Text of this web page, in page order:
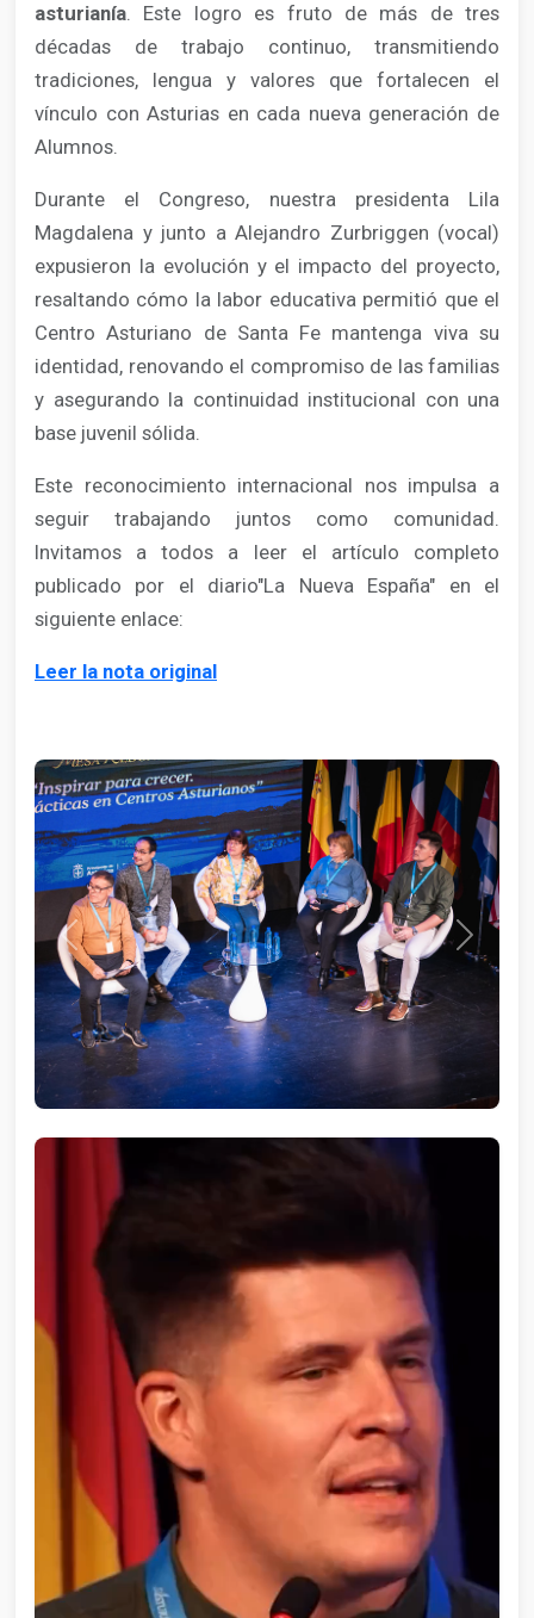
asturianía. Este logro es fruto de más de tres
décadas de trabajo continuo, transmitiendo
tradiciones, lengua y valores que fortalecen el
vínculo con Asturias en cada nueva generación de
Alumnos.
Durante el Congreso, nuestra presidenta Lila
Magdalena y junto a Alejandro Zurbriggen (vocal)
expusieron la evolución y el impacto del proyecto,
resaltando cómo la labor educativa permitió que el
Centro Asturiano de Santa Fe mantenga viva su
identidad, renovando el compromiso de las familias
y asegurando la continuidad institucional con una
base juvenil sólida.
Este reconocimiento internacional nos impulsa a
seguir trabajando juntos como comunidad.
Invitamos a todos a leer el artículo completo
publicado por el diario"La Nueva España" en el
siguiente enlace:
Leer la nota original